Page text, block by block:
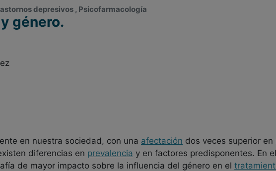
depresivos , Psicofarmacología
género.
en nuestra sociedad, con una afectación dos veces superior en
diferencias en prevalencia y en factores predisponentes. En
de mayor impacto sobre la influencia del género en el